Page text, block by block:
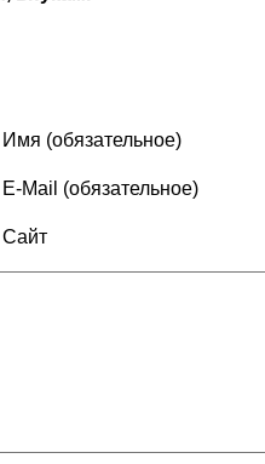
Имя (обязательное)
E-Mail (обязательное)
Сайт